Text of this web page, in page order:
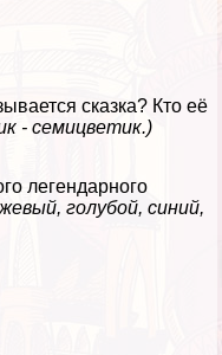
сказка? Кто её
- семицветик.)
легендарного
гoлyбой, синий,